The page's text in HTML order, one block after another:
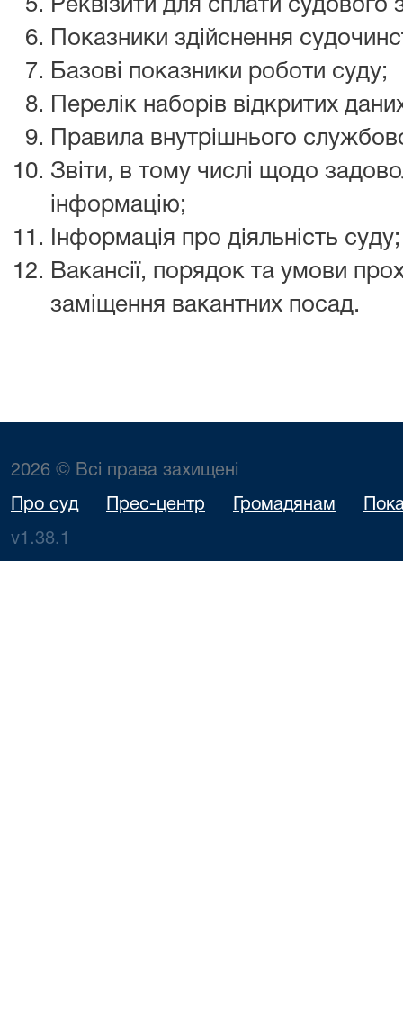
Реквізити для сплати судового
Показники здійснення
Базові показники роботи суду;
Перелік наборів відкритих
Правила внутрішнього
Звіти, в тому числі щодо
інформацію;
Інформація про діяльність суду;
Вакансії, порядок та умови
заміщення вакантних посад.
2026 © Всі права захищені
Про суд Прес-центр Громадянам
v1.38.1